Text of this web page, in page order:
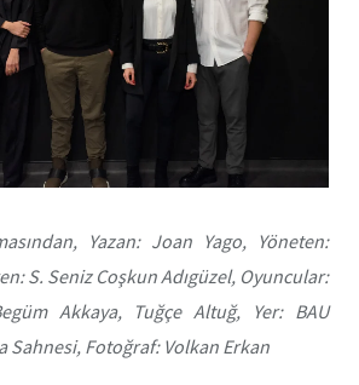
Yazan: Joan Yago, Yöneten:
S. Seniz Coşkun Adıgüzel, Oyuncular:
Akkaya, Tuğçe Altuğ, Yer: BAU
Sahnesi, Fotoğraf: Volkan Erkan